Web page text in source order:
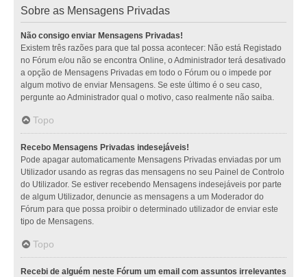
Sobre as Mensagens Privadas
Não consigo enviar Mensagens Privadas!
Existem três razões para que tal possa acontecer: Não está Registado
no Fórum e/ou não se encontra Online, o Administrador terá desativado
a opção de Mensagens Privadas em todo o Fórum ou o impede por
algum motivo de enviar Mensagens. Se este último é o seu caso,
pergunte ao Administrador qual o motivo, caso realmente não saiba.
Topo
Recebo Mensagens Privadas indesejáveis!
Pode apagar automaticamente Mensagens Privadas enviadas por um
Utilizador usando as regras das mensagens no seu Painel de Controlo
do Utilizador. Se estiver recebendo Mensagens indesejáveis por parte
de algum Utilizador, denuncie as mensagens a um Moderador do
Fórum para que possa proibir o determinado utilizador de enviar este
tipo de Mensagens.
Topo
Recebi de alguém neste Fórum um email com assuntos irrelevantes